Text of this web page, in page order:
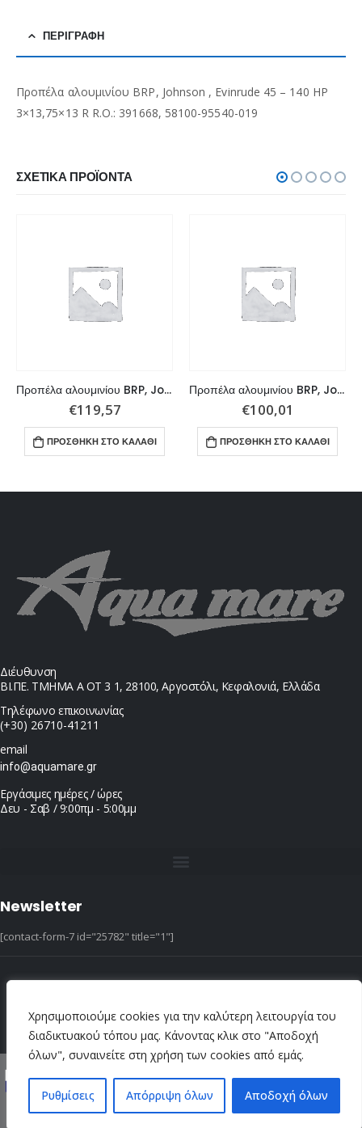
Χρησιμοποιούμε cookies για την καλύτερη λειτουργία του
διαδικτυακού τόπου μας. Κάνοντας κλικ στο "Αποδοχή
όλων", συναινείτε στη χρήση των cookies από εμάς.
Ρυθμίσεις Απόρριψη όλων Αποδοχή όλων
ΠΕΡΙΓΡΑΦΉ
Προπέλα αλουμινίου BRP, Johnson , Evinrude 45 – 140 HP
3×13,75×13 R R.O.: 391668, 58100-95540-019
ΣΧΕΤΙΚΆ ΠΡΟΪΌΝΤΑ
Προπέλα αλουμινίου BRP, Johnson , Evinrude 9,9 – 15 HP 3×9,25×10 R
€119,57
ΠΡΟΣΘΉΚΗ ΣΤΟ ΚΑΛΆΘΙ
Προπέλα αλουμινίου BRP, Johnson , Evinrude 9,9 – 15 HP 3×9,25×11 R
€100,01
ΠΡΟΣΘΉΚΗ ΣΤΟ ΚΑΛΆΘΙ
Διέυθυνση
ΒΙ.ΠΕ. ΤΜΗΜΑ Α ΟΤ 3 1, 28100, Αργοστόλι, Κεφαλονιά, Ελλάδα
Τηλέφωνο επικοινωνίας
(+30) 26710-41211
email
info@aquamare.gr
Εργάσιμες ημέρες / ώρες
Δευ - Σαβ / 9:00πμ - 5:00μμ
Newsletter
[contact-form-7 id="25782" title="1"]